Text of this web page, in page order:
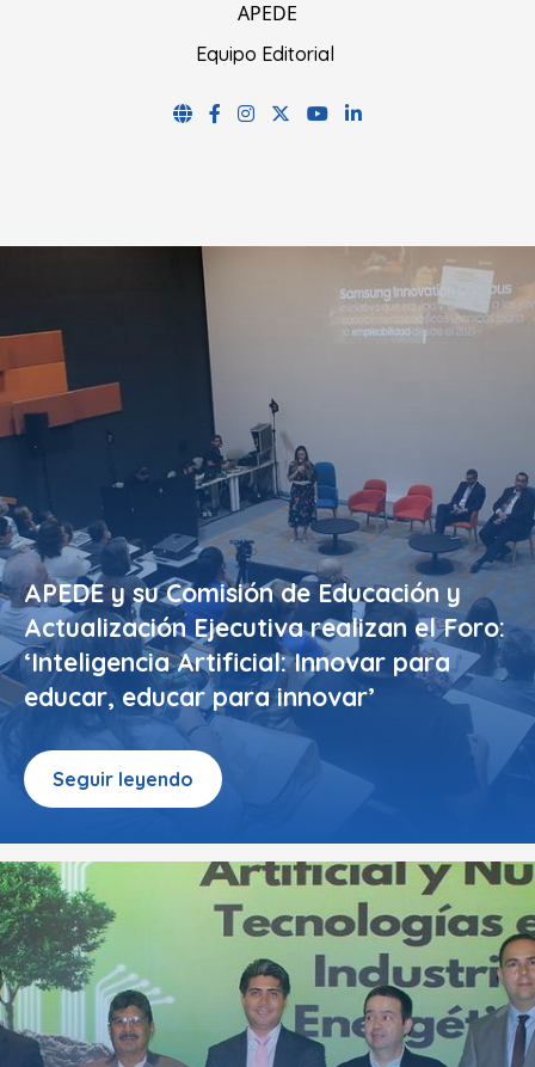
APEDE
Equipo Editorial
APEDE y su Comisión de Educación y
Actualización Ejecutiva realizan el Foro:
‘Inteligencia Artificial: Innovar para
educar, educar para innovar’
Seguir leyendo